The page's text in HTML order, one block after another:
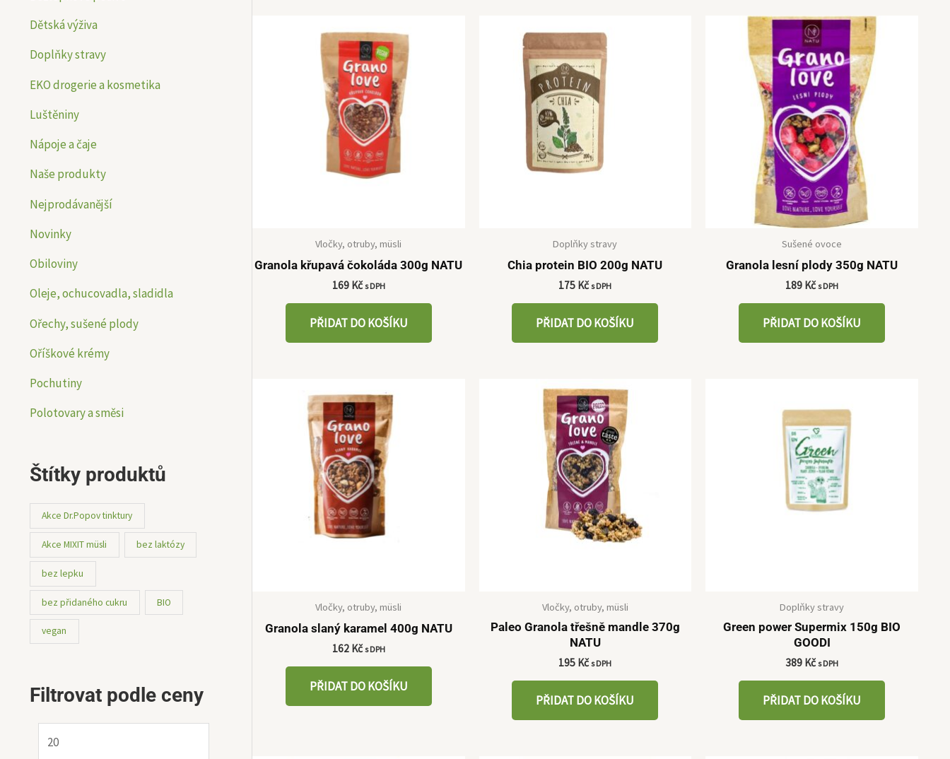
Dětská výživa
Doplňky stravy
EKO drogerie a kosmetika
Luštěniny
Nápoje a čaje
Naše produkty
Nejprodávanější
Novinky
Obiloviny
Oleje, ochucovadla, sladidla
Ořechy, sušené plody
Oříškové krémy
Pochutiny
Polotovary a směsi
Štítky produktů
Akce Dr.Popov tinktury
Akce MIXIT müsli bez laktózy
bez lepku
bez přidaného cukru BIO
vegan
Filtrovat podle ceny
í
c
e
Vločky, otruby, müsli
Granola křupavá čokoláda 300g NATU
169 Kč s DPH
PŘIDAT DO KOŠÍKU
Doplňky stravy
Chia protein BIO 200g NATU
175 Kč s DPH
PŘIDAT DO KOŠÍKU
Sušené ovoce
Granola lesní plody 350g NATU
189 Kč s DPH
PŘIDAT DO KOŠÍKU
Vločky, otruby, müsli
Granola slaný karamel 400g NATU
162 Kč s DPH
PŘIDAT DO KOŠÍKU
Vločky, otruby, müsli
Paleo Granola třešně mandle 370g
NATU
195 Kč s DPH
PŘIDAT DO KOŠÍKU
Doplňky stravy
Green power Supermix 150g BIO
GOODI
389 Kč s DPH
PŘIDAT DO KOŠÍKU